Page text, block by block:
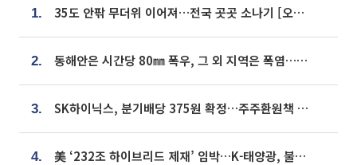
1. 35도 안팎 무더위 이어져…전국 곳곳 소나기 [오늘 날씨]
2. 동해안은 시간당 80㎜ 폭우, 그 외 지역은 폭염…‘극과 극 날씨’
3. SK하이닉스, 분기배당 375원 확정…주주환원책 9월로 앞당겨 발표
4. 美 ‘232조 하이브리드 제재’ 임박…K-태양광, 불확실성 털고 날개 다나